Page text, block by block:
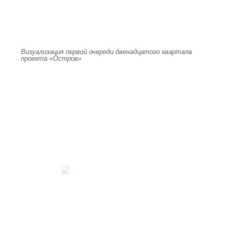
Визуализация первой очереди двенадцатого квартала
проекта «Остров»